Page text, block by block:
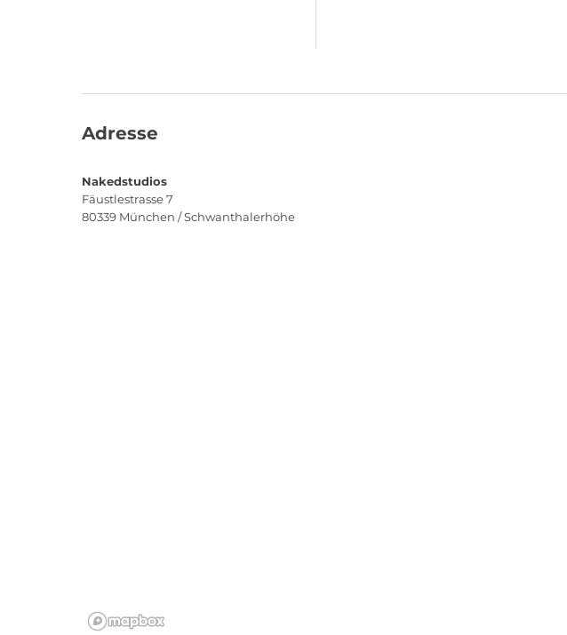
Adresse
Nakedstudios
Fäustlestrasse 7
80339 München / Schwanthalerhöhe